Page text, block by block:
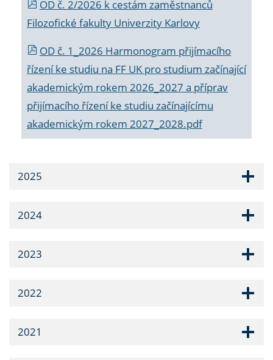
OD č. 2/2026 k cestám zaměstnanců
Filozofické fakulty Univerzity Karlovy
OD č. 1_2026 Harmonogram přijímacího
řízení ke studiu na FF UK pro studium začínající
akademickým rokem 2026_2027 a příprav
přijímacího řízení ke studiu začínajícímu
akademickým rokem 2027_2028.pdf
2025
2024
2023
2022
2021